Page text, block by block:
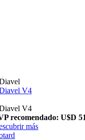
V4
V4
recomendado: U$D
más